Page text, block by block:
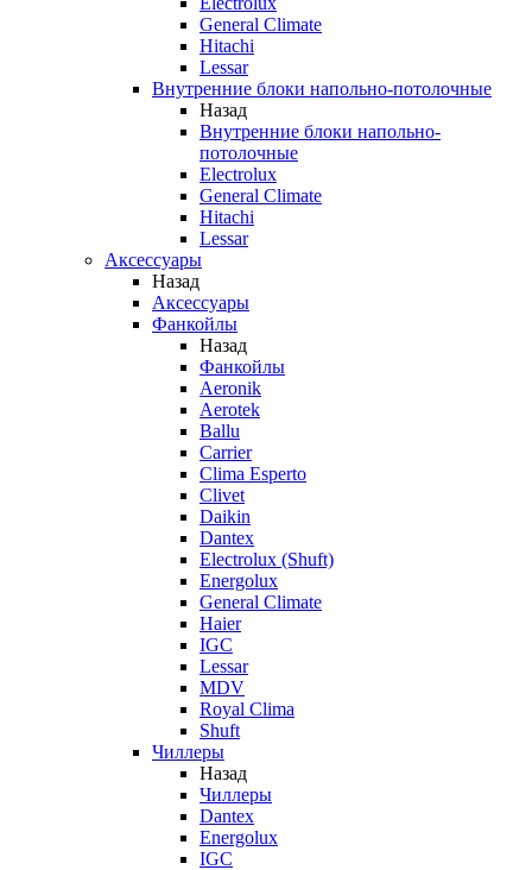
General Climate
Hitachi
Lessar
Внутренние блоки напольно-потолочные
Назад
Внутренние блоки напольно-
потолочные
Electrolux
General Climate
Hitachi
Lessar
Аксессуары
Назад
Аксессуары
Фанкойлы
Назад
Фанкойлы
Aeronik
Aerotek
Ballu
Carrier
Clima Esperto
Clivet
Daikin
Dantex
Electrolux (Shuft)
Energolux
General Climate
Haier
IGC
Lessar
MDV
Royal Clima
Shuft
Чиллеры
Назад
Чиллеры
Dantex
Energolux
IGC